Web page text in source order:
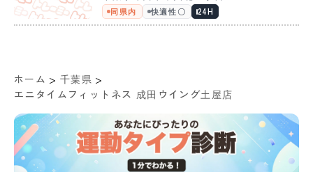
同県内 快適性〇 24H
ホーム > 千葉県 >
エニタイムフィットネス 成田ウイング土屋店